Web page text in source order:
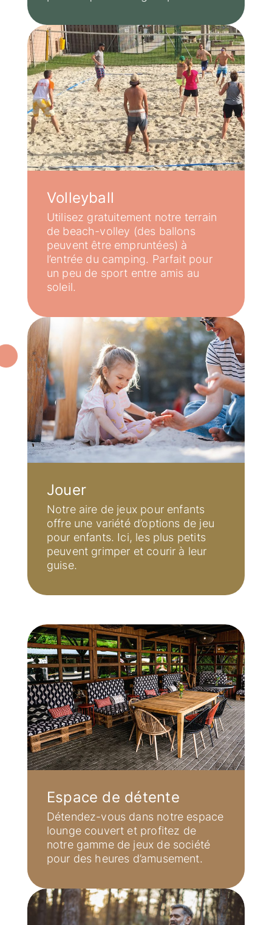
L’être humain
COOPERATIONS S.Coop
Le lieu
Le vivre-ensemble
Notre responsabilité sociale
Hébergements
Réservation
Réservez votre hébergement chez nous
Volleyball
Utilisez gratuitement notre terrain
de beach-volley (des ballons
peuvent être empruntées) à
l’entrée du camping. Parfait pour
un peu de sport entre amis au
soleil.
Jouer
Notre aire de jeux pour enfants
offre une variété d’options de jeu
pour enfants. Ici, les plus petits
peuvent grimper et courir à leur
guise.
Espace de détente
Détendez-vous dans notre espace
lounge couvert et profitez de
notre gamme de jeux de société
pour des heures d’amusement.